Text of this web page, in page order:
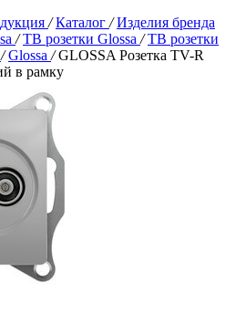
/ Каталог / Изделия бренда
/ ТВ розетки Glossa / ТВ розетки
/ Glossa / GLOSSA Розетка TV-R
в рамку